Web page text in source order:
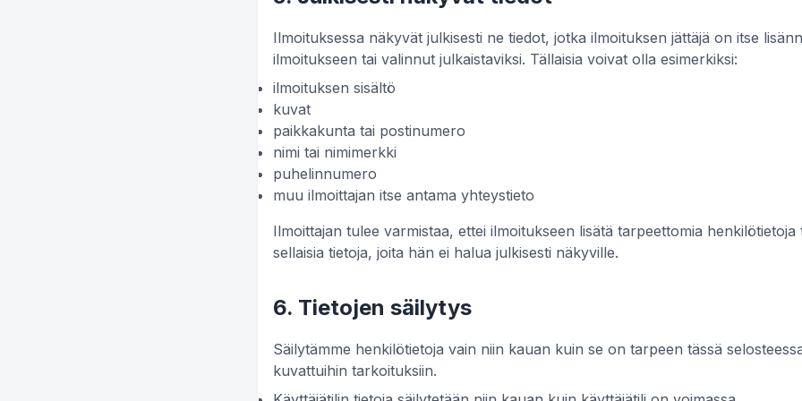
Ilmoituksessa näkyvät julkisesti ne tiedot, jotka ilmoituksen jättäjä on itse
ilmoitukseen tai valinnut julkaistaviksi. Tällaisia voivat olla esimerkiksi:
ilmoituksen sisältö
kuvat
paikkakunta tai postinumero
nimi tai nimimerkki
puhelinnumero
muu ilmoittajan itse antama yhteystieto
Ilmoittajan tulee varmistaa, ettei ilmoitukseen lisätä tarpeettomia henkilötietoja
sellaisia tietoja, joita hän ei halua julkisesti näkyville.
6. Tietojen säilytys
Säilytämme henkilötietoja vain niin kauan kuin se on tarpeen tässä
kuvattuihin tarkoituksiin.